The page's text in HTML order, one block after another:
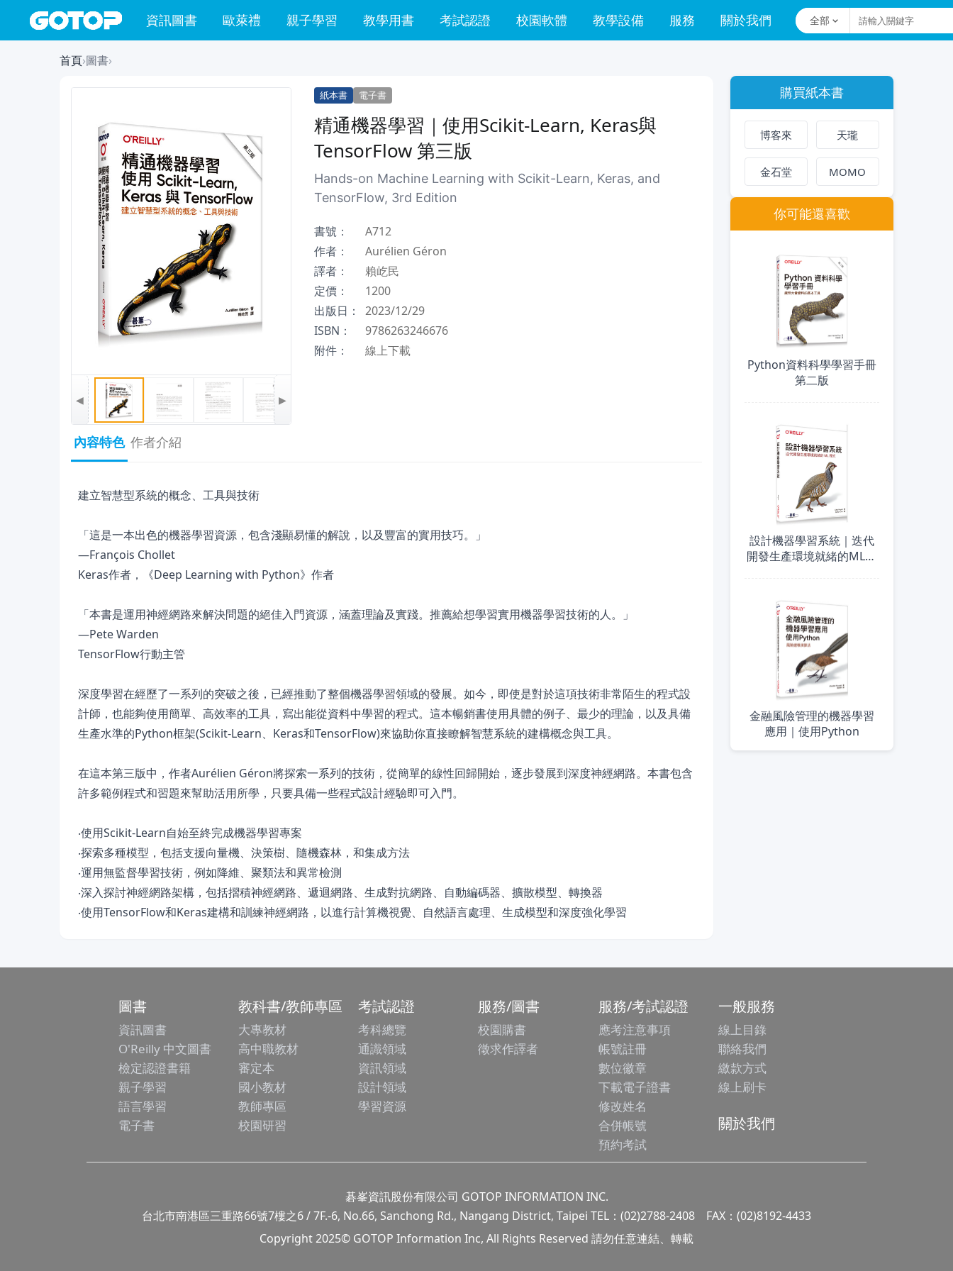
資訊圖書 歐萊禮 親子學習 教學用書 考試認證 校園軟體 教學設備 服務 關於我們 全部
首頁›圖書›
◀ ▶
紙本書 電子書
精通機器學習｜使用Scikit-Learn, Keras與
TensorFlow 第三版
Hands-on Machine Learning with Scikit-Learn, Keras, and
TensorFlow, 3rd Edition
書號：
A712
作者：
Aurélien Géron
譯者：
賴屹民
定價：
1200
出版日：
2023/12/29
ISBN：
9786263246676
附件：
線上下載
內容特色 作者介紹
建立智慧型系統的概念、工具與技術
「這是一本出色的機器學習資源，包含淺顯易懂的解說，以及豐富的實用技巧。」
—François Chollet
Keras作者，《Deep Learning with Python》作者
「本書是運用神經網路來解決問題的絕佳入門資源，涵蓋理論及實踐。推薦給想學習實用機器學習技術的人。」
—Pete Warden
TensorFlow行動主管
深度學習在經歷了一系列的突破之後，已經推動了整個機器學習領域的發展。如今，即使是對於這項技術非常陌生的程式設
計師，也能夠使用簡單、高效率的工具，寫出能從資料中學習的程式。這本暢銷書使用具體的例子、最少的理論，以及具備
生產水準的Python框架(Scikit-Learn、Keras和TensorFlow)來協助你直接瞭解智慧系統的建構概念與工具。
在這本第三版中，作者Aurélien Géron將探索一系列的技術，從簡單的線性回歸開始，逐步發展到深度神經網路。本書包含
許多範例程式和習題來幫助活用所學，只要具備一些程式設計經驗即可入門。
‧使用Scikit-Learn自始至終完成機器學習專案
‧探索多種模型，包括支援向量機、決策樹、隨機森林，和集成方法
‧運用無監督學習技術，例如降維、聚類法和異常檢測
‧深入探討神經網路架構，包括摺積神經網路、遞迴網路、生成對抗網路、自動編碼器、擴散模型、轉換器
‧使用TensorFlow和Keras建構和訓練神經網路，以進行計算機視覺、自然語言處理、生成模型和深度強化學習
購買紙本書
博客來 天瓏
金石堂 MOMO
你可能還喜歡
Python資料科學學習手冊
第二版
設計機器學習系統｜迭代
開發生產環境就緒的ML程
金融風險管理的機器學習
應用｜使用Python
圖書
資訊圖書
O'Reilly 中文圖書
檢定認證書籍
親子學習
語言學習
電子書
教科書/教師專區
大專教材
高中職教材
審定本
國小教材
教師專區
校園研習
考試認證
考科總覽
通識領域
資訊領域
設計領域
學習資源
服務/圖書
校園購書
徵求作譯者
服務/考試認證
應考注意事項
帳號註冊
數位徽章
下載電子證書
修改姓名
合併帳號
預約考試
一般服務
線上目錄
聯絡我們
繳款方式
線上刷卡
關於我們
碁峯資訊股份有限公司 GOTOP INFORMATION INC.
台北市南港區三重路66號7樓之6 / 7F.-6, No.66, Sanchong Rd., Nangang District, Taipei TEL：(02)2788-2408 FAX：(02)8192-4433
Copyright 2025© GOTOP Information Inc, All Rights Reserved 請勿任意連結、轉載